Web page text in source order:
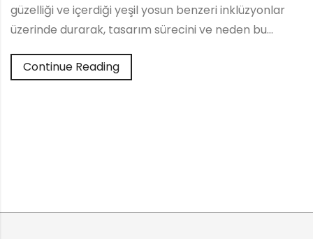
güzelliği ve içerdiği yeşil yosun benzeri inklüzyonlar
üzerinde durarak, tasarım sürecini ve neden bu…
Continue Reading